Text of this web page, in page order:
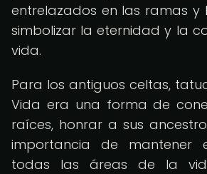
entrelazados en las ramas y
simbolizar la eternidad y la
vida.
Para los antiguos celtas,
Vida era una forma de
raíces, honrar a sus
importancia de mantener
todas las áreas de la